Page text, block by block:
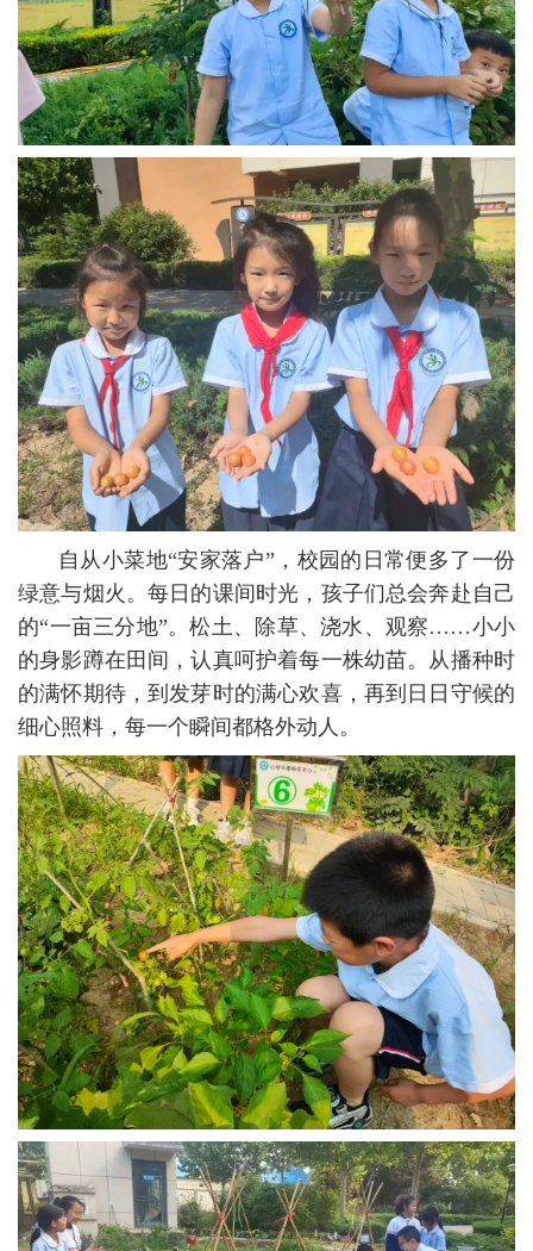
自从小菜地“安家落户”，校园的日常便多了一份
绿意与烟火。每日的课间时光，孩子们总会奔赴自己
的“一亩三分地”。松土、除草、浇水、观察……小小
的身影蹲在田间，认真呵护着每一株幼苗。从播种时
的满怀期待，到发芽时的满心欢喜，再到日日守候的
细心照料，每一个瞬间都格外动人。